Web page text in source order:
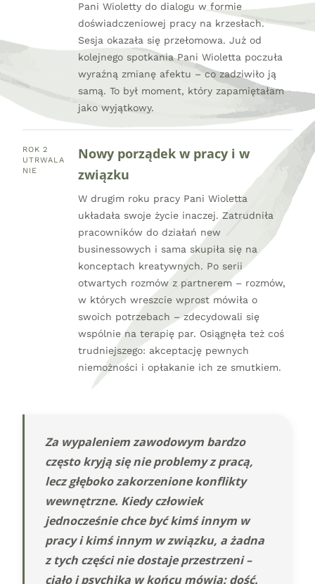
Pani Wioletty do dialogu w formie
doświadczeniowej pracy na krzesłach.
Sesja okazała się przełomowa. Już od
kolejnego spotkania Pani Wioletta poczuła
wyraźną zmianę afektu – co zadziwiło ją
samą. To był moment, który zapamiętałam
jako wyjątkowy.
ROK 2
UTRWALA
NIE
Nowy porządek w pracy i w
związku
W drugim roku pracy Pani Wioletta
układała swoje życie inaczej. Zatrudniła
pracowników do działań new
businessowych i sama skupiła się na
konceptach kreatywnych. Po serii
otwartych rozmów z partnerem – rozmów,
w których wreszcie wprost mówiła o
swoich potrzebach – zdecydowali się
wspólnie na terapię par. Osiągnęła też coś
trudniejszego: akceptację pewnych
niemożności i opłakanie ich ze smutkiem.
Za wypaleniem zawodowym bardzo
często kryją się nie problemy z pracą,
lecz głęboko zakorzenione konflikty
wewnętrzne. Kiedy człowiek
jednocześnie chce być kimś innym w
pracy i kimś innym w związku, a żadna
z tych części nie dostaje przestrzeni –
ciało i psychika w końcu mówią: dość.